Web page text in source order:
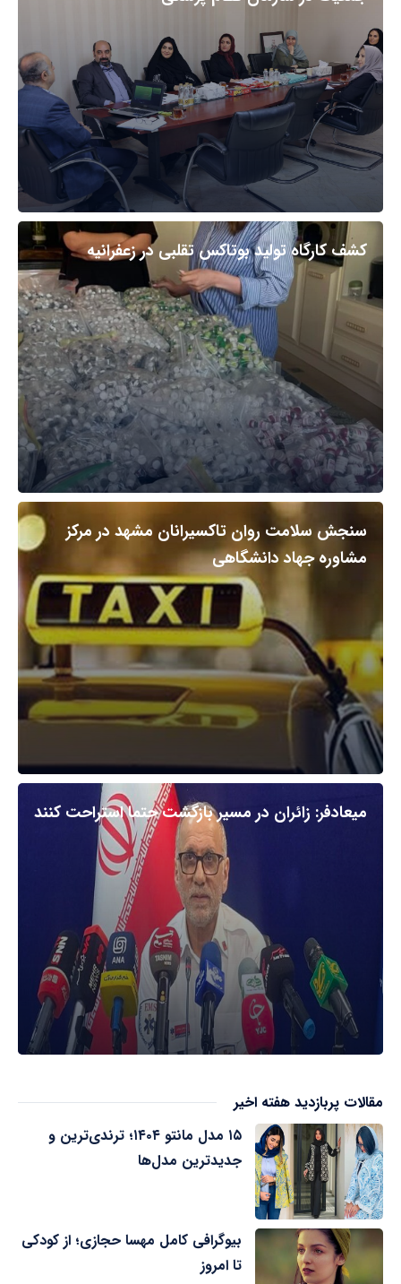
کشف کارگاه تولید بوتاکس تقلبی در زعفرانیه
سنجش سلامت روان تاکسیرانان مشهد در مرکز
مشاوره جهاد دانشگاهی
میعادفر: زائران در مسیر بازگشت حتما استراحت کنند
مقالات پربازدید هفته اخیر
۱۵ مدل مانتو ۱۴۰۴؛ ترندی‌ترین و
جدیدترین مدل‌ها
بیوگرافی کامل مهسا حجازی؛ از کودکی
تا امروز